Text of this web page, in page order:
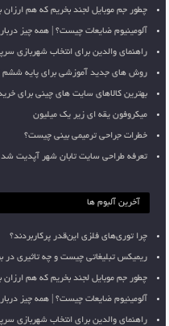
چطور جم موبایل لجند بخریم که هم
آلومینیوم ضایعات چیست؟ | همه چیز
راهنمای والدین برای انتخاب شهربازی
روش های جدید آموزشی برای پایه ششم
بهترین کالاهای سایت های چینی برای
میکروفون یقه ای زیر یک میلیون
خطرات جراحی ترمیمی بینی چیست؟
تعرفه طراحی سایت تابان شهر آپدیت شد
آخرین آلبوم ها
چرا توری‌های فلزی این‌قدر پرکاربردند؟
ریمیکس تبلیغاتی چیست و چه تاثیری در
چطور جم موبایل لجند بخریم که هم
آلومینیوم ضایعات چیست؟ | همه چیز
راهنمای والدین برای انتخاب شهربازی